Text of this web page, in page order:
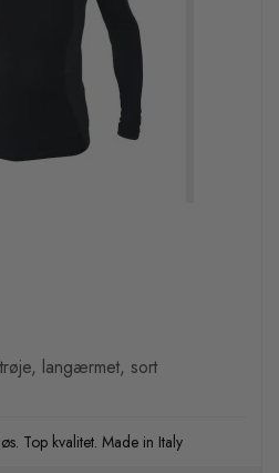
langærmet, sort
Top kvalitet. Made in Italy